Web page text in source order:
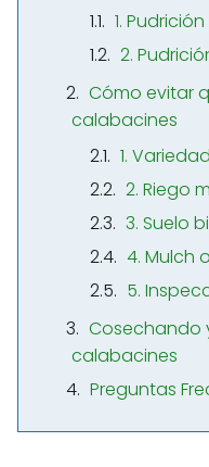
1.
2.
Cómo evitar
calabacines
1.
2. Riego
3. Suelo
4. Mulch
5.
Cosechando
calabacines
Preguntas